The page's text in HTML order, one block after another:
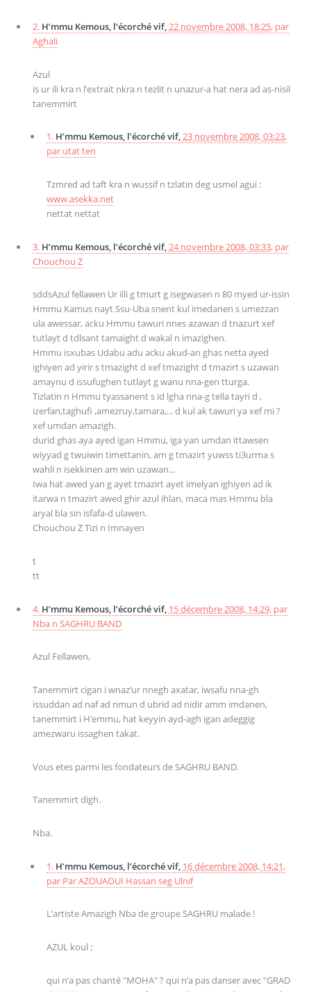
2. H’mmu Kemous, l’écorché vif,22 novembre 2008, 18:25, par
Aghali
Azul
is ur ili kra n l’extrait nkra n tezlit n unazur-a hat nera ad as-nisil
tanemmirt
1. H’mmu Kemous, l’écorché vif,23 novembre 2008, 03:23,
par utat ten
Tzmred ad taft kra n wussif n tzlatin deg usmel agui :
www.asekka.net
nettat nettat
3. H’mmu Kemous, l’écorché vif,24 novembre 2008, 03:33, par
Chouchou Z
sddsAzul fellawen Ur illi g tmurt g isegwasen n 80 myed ur-issin
Hmmu Kamus nayt Ssu-Uba snent kul imedanen s umezzan
ula awessar, acku Hmmu tawuri nnes azawan d tnazurt xef
tutlayt d tdlsant tamaight d wakal n imazighen.
Hmmu isxubas Udabu adu acku akud-an ghas netta ayed
ighiyen ad yirir s tmazight d xef tmazight d tmazirt s uzawan
amaynu d issufughen tutlayt g wanu nna-gen tturga.
Tizlatin n Hmmu tyassanent s id lgha nna-g tella tayri d ,
izerfan,taghufi ,amezruy,tamara,... d kul ak tawuri ya xef mi ?
xef umdan amazigh.
durid ghas aya ayed igan Hmmu, iga yan umdan ittawsen
wiyyad g twuiwin timettanin, am g tmazirt yuwss ti3urma s
wahli n isekkinen am win uzawan...
Iwa hat awed yan g ayet tmazirt ayet imelyan ighiyen ad ik
itarwa n tmazirt awed ghir azul ihlan, maca mas Hmmu bla
aryal bla sin isfafa-d ulawen.
Chouchou Z Tizi n Imnayen
t
tt
4. H’mmu Kemous, l’écorché vif, 15 décembre 2008, 14:29, par
Nba n SAGHRU BAND
Azul Fellawen,
Tanemmirt cigan i wnaz’ur nnegh axatar, iwsafu nna-gh
issuddan ad naf ad nmun d ubrid ad nidir amm imdanen,
tanemmirt i H’emmu, hat keyyin ayd-agh igan adeggig
amezwaru issaghen takat.
Vous etes parmi les fondateurs de SAGHRU BAND.
Tanemmirt digh.
Nba.
1. H’mmu Kemous, l’écorché vif, 16 décembre 2008, 14:21,
par Par AZOUAOUI Hassan seg Ulnif
L’artiste Amazigh Nba de groupe SAGHRU malade !
AZUL koul ;
qui n’a pas chanté "MOHA" ? qui n’a pas danser avec "GRAD